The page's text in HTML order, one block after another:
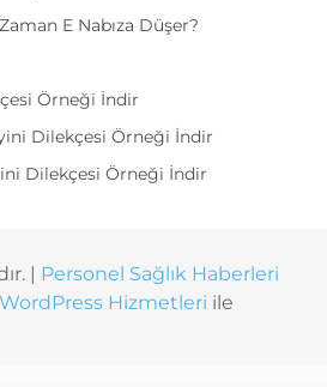
E Nabıza Düşer?
Örneği İndir
Dilekçesi Örneği İndir
Dilekçesi Örneği İndir
| Personel Sağlık Haberleri
Hizmetleri ile